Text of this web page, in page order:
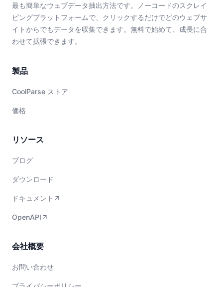
最も簡単なウェブデータ抽出方法です。ノーコードのスクレイ
ピングプラットフォームで、クリックするだけでどのウェブサ
イトからでもデータを収集できます。無料で始めて、成長に合
わせて拡張できます。
製品
CoolParse ストア
価格
リソース
ブログ
ダウンロード
ドキュメント
OpenAPI
会社概要
お問い合わせ